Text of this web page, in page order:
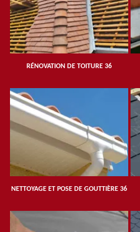
RÉNOVATION DE TOITURE 36
NETTOYAGE ET POSE DE GOUTTIÈRE 36